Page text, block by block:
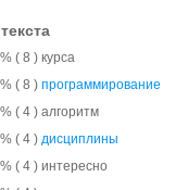
( 8 ) курса
( 8 ) программирование
( 4 ) алгоритм
( 4 ) дисциплины
( 4 ) интересно